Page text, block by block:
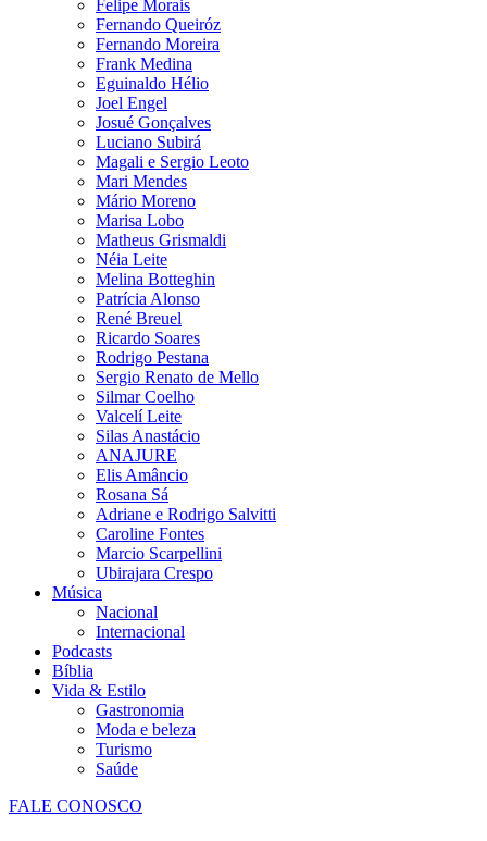
Felipe Morais
Fernando Queiróz
Fernando Moreira
Frank Medina
Eguinaldo Hélio
Joel Engel
Josué Gonçalves
Luciano Subirá
Magali e Sergio Leoto
Mari Mendes
Mário Moreno
Marisa Lobo
Matheus Grismaldi
Néia Leite
Melina Botteghin
Patrícia Alonso
René Breuel
Ricardo Soares
Rodrigo Pestana
Sergio Renato de Mello
Silmar Coelho
Valcelí Leite
Silas Anastácio
ANAJURE
Elis Amâncio
Rosana Sá
Adriane e Rodrigo Salvitti
Caroline Fontes
Marcio Scarpellini
Ubirajara Crespo
Música
Nacional
Internacional
Podcasts
Bíblia
Vida & Estilo
Gastronomia
Moda e beleza
Turismo
Saúde
FALE CONOSCO